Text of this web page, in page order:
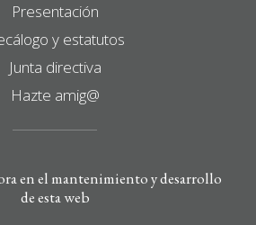
Presentación
y estatutos
Junta directiva
Hazte amig@
en el mantenimiento y desarrollo
de esta web